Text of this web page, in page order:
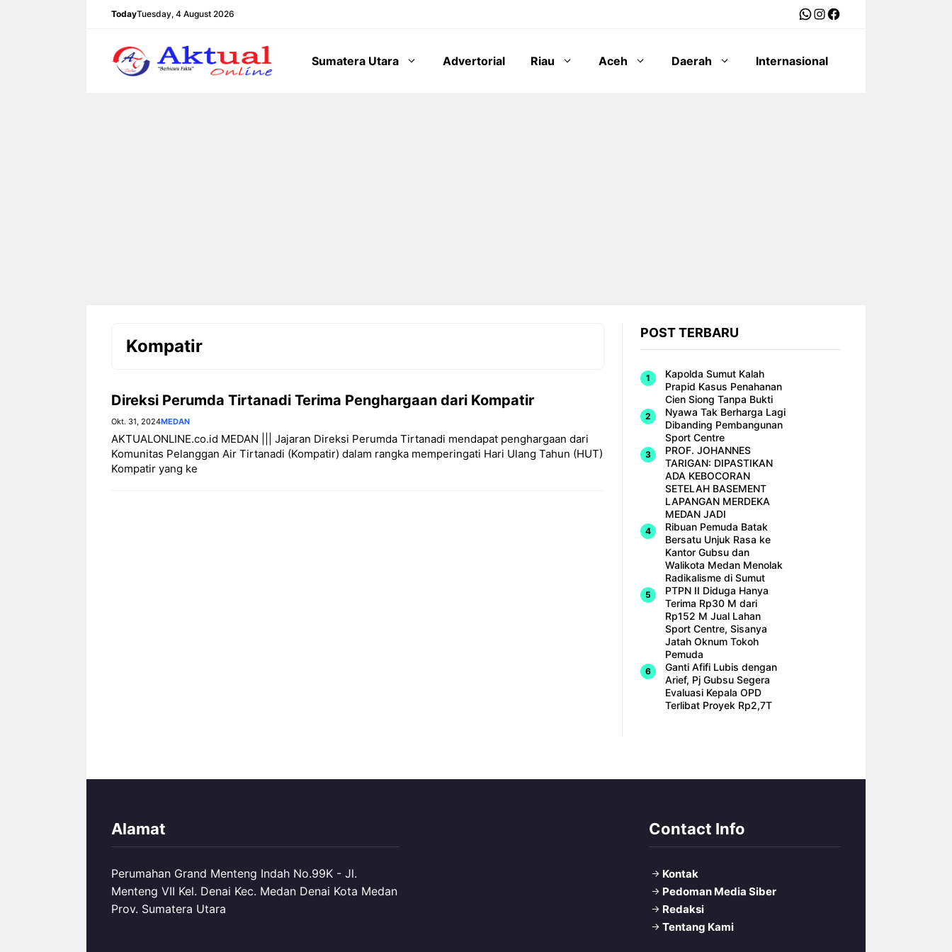
TodayTuesday, 4 August 2026 WhatsApp
Instagram
Facebook
Sumatera Utara Advertorial Riau Aceh Daerah Internasional
Kompatir
Direksi Perumda Tirtanadi Terima Penghargaan dari Kompatir
Okt. 31, 2024MEDAN
AKTUALONLINE.co.id MEDAN ||| Jajaran Direksi Perumda Tirtanadi mendapat penghargaan dari
Komunitas Pelanggan Air Tirtanadi (Kompatir) dalam rangka memperingati Hari Ulang Tahun (HUT)
Kompatir yang ke
POST TERBARU
Kapolda Sumut Kalah
Prapid Kasus Penahanan
Cien Siong Tanpa Bukti
Nyawa Tak Berharga Lagi
Dibanding Pembangunan
Sport Centre
PROF. JOHANNES
TARIGAN: DIPASTIKAN
ADA KEBOCORAN
SETELAH BASEMENT
LAPANGAN MERDEKA
MEDAN JADI
Ribuan Pemuda Batak
Bersatu Unjuk Rasa ke
Kantor Gubsu dan
Walikota Medan Menolak
Radikalisme di Sumut
PTPN II Diduga Hanya
Terima Rp30 M dari
Rp152 M Jual Lahan
Sport Centre, Sisanya
Jatah Oknum Tokoh
Pemuda
Ganti Afifi Lubis dengan
Arief, Pj Gubsu Segera
Evaluasi Kepala OPD
Terlibat Proyek Rp2,7T
Alamat
Perumahan Grand Menteng Indah No.99K - Jl.
Menteng VII Kel. Denai Kec. Medan Denai Kota Medan
Prov. Sumatera Utara
Contact Info
Kontak
Pedoman Media Siber
Redaksi
Tentang Kami